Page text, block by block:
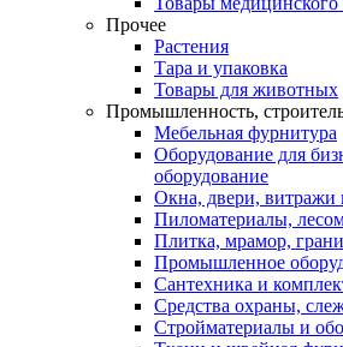
Прочее
Растения
Тара и упаковка
Товары для животных
Промышленность,
Мебельная фурнитура
Оборудование для
оборудование
Окна, двери,
Пиломатериалы,
Плитка, мрамор,
Промышленное
Сантехника и
Средства охраны,
Стройматериалы и